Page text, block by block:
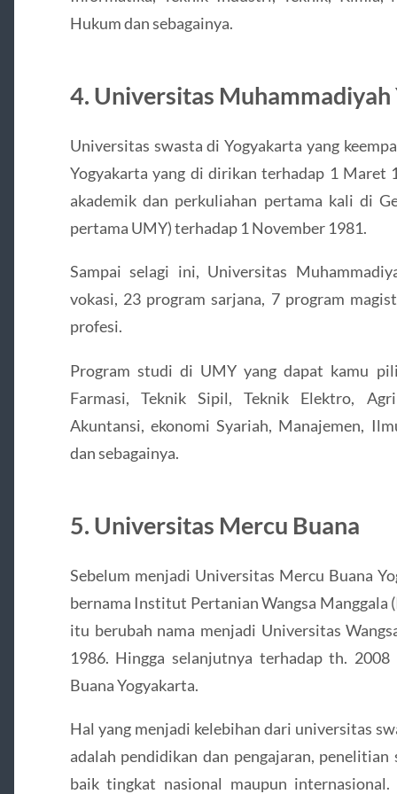
Hukum dan sebagainya.
4. Universitas
Universitas swasta di Yogyakarta yang
Yogyakarta yang di dirikan terhadap 1 Maret
akademik dan perkuliahan pertama kali di
pertama UMY) terhadap 1 November 1981.
Sampai selagi ini, Universitas
vokasi, 23 program sarjana, 7 program
profesi.
Program studi di UMY yang dapat kamu
Farmasi, Teknik Sipil, Teknik Elektro,
Akuntansi, ekonomi Syariah, Manajemen,
dan sebagainya.
5. Universitas Mercu Buana
Sebelum menjadi Universitas Mercu Buana
bernama Institut Pertanian Wangsa Manggala
itu berubah nama menjadi Universitas
1986. Hingga selanjutnya terhadap th.
Buana Yogyakarta.
Hal yang menjadi kelebihan dari universitas
adalah pendidikan dan pengajaran,
baik tingkat nasional maupun